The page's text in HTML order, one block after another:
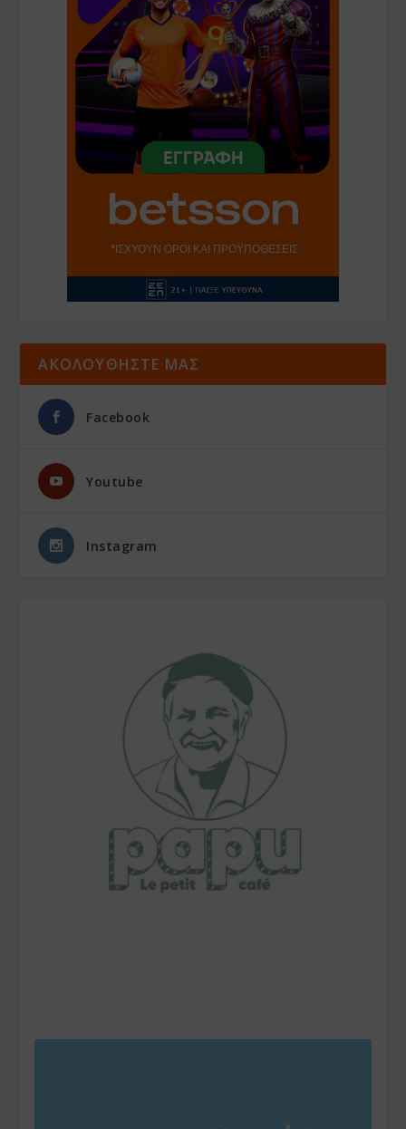
ΑΚΟΛΟΥΘΗΣΤΕ ΜΑΣ
Facebook
Youtube
Instagram